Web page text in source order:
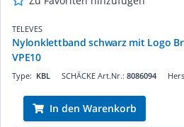
TELEVES
Nylonklettband schwarz mit Logo
VPE10
SCHÄCKE Art.Nr.: 8086094
Type: KBL
In den Warenkorb